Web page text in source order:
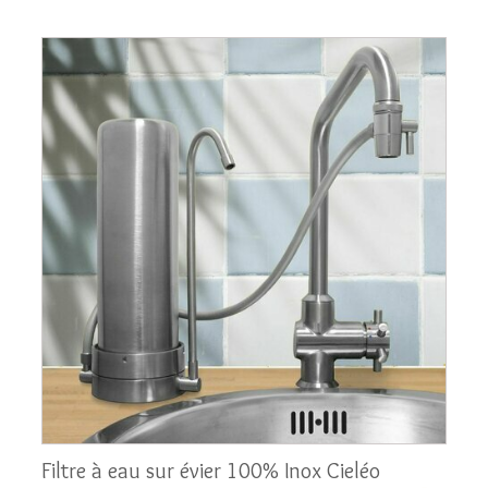
plupart des collectivités proposent une eau
respectant les normes sanitaires en vigueur, il
arrive que sa qualité varie d’une région à l’autre
et que des goûts désagréables persistent.
C’est pourquoi installer un filtre à eau au cœur de
votre cuisine représente une solution idéale. En
effet, il permet de débarrasser l’eau de la majorité
des polluants, tout en préservant les minéraux
essentiels. Avec les filtres à eau Cieléo, vous faites
un pas de plus vers un quotidien plus sain et plus
écologique.
Deux modèles de filtres sur évier pour un usage pratique
et modulable
Pour répondre à différents besoins et
configurations de cuisines, Cieléo a conçu deux
filtres sur évier, qui s’installent directement au
Filtre à eau sur évier 100% Inox Cieléo